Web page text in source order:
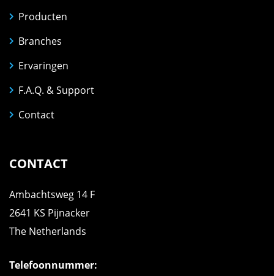
Producten
Branches
Ervaringen
F.A.Q. & Support
Contact
CONTACT
Ambachtsweg 14 F
2641 KS Pijnacker
The Netherlands
Telefoonnummer: